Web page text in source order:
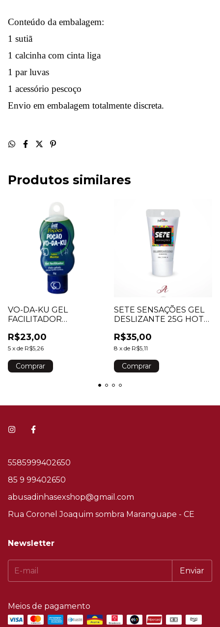
Conteúdo da embalagem:
1 sutiã
1 calcinha com cinta liga
1 par luvas
1 acessório pescoço
Envio em embalagem totalmente discreta.
Produtos similares
VO-DA-KU GEL
FACILITADOR
R$23,00
5 x de R$5,26
SETE SENSAÇÕES GEL
DESLIZANTE 25G HOT
R$35,00
8 x de R$5,11
5585999402650
85 9 99402650
abusadinhasexshop@gmail.com
Rua Coronel Joaquim sombra Maranguape - CE
Newsletter
Meios de pagamento